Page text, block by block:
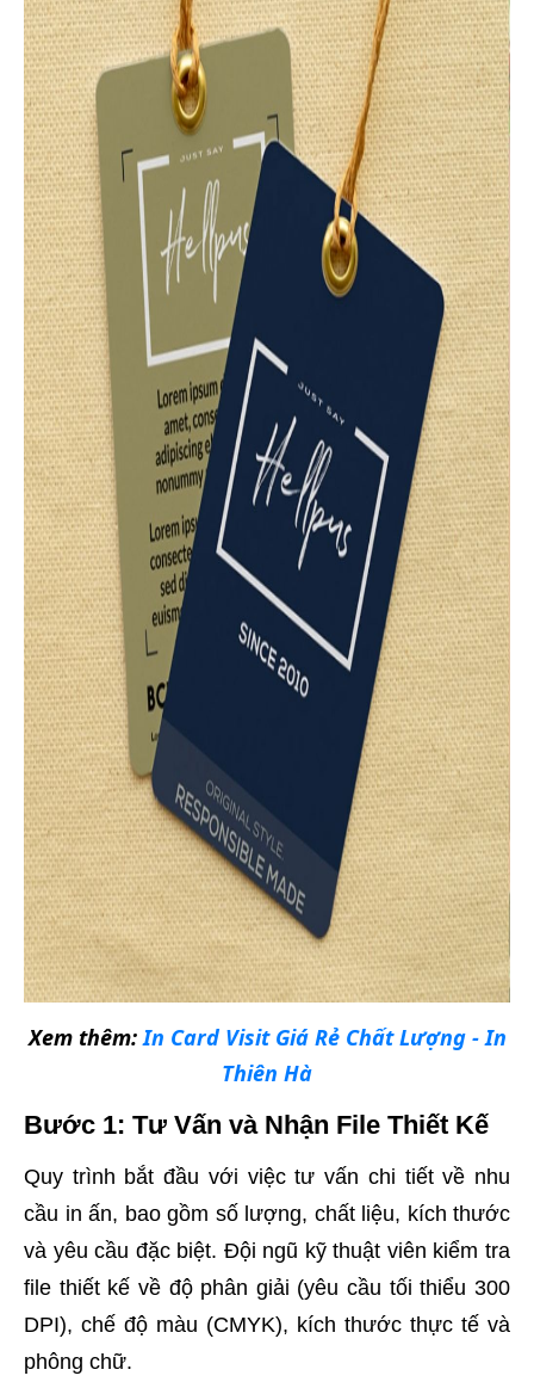
Xem thêm:In Card Visit Giá Rẻ Chất Lượng - In
Thiên Hà
Bước 1: Tư Vấn và Nhận File Thiết Kế
Quy trình bắt đầu với việc tư vấn chi tiết về nhu
cầu in ấn, bao gồm số lượng, chất liệu, kích thước
và yêu cầu đặc biệt. Đội ngũ kỹ thuật viên kiểm tra
file thiết kế về độ phân giải (yêu cầu tối thiểu 300
DPI), chế độ màu (CMYK), kích thước thực tế và
phông chữ.